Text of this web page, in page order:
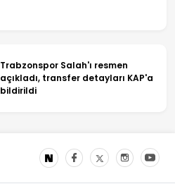
Trabzonspor Salah'ı resmen
açıkladı, transfer detayları KAP'a
bildirildi